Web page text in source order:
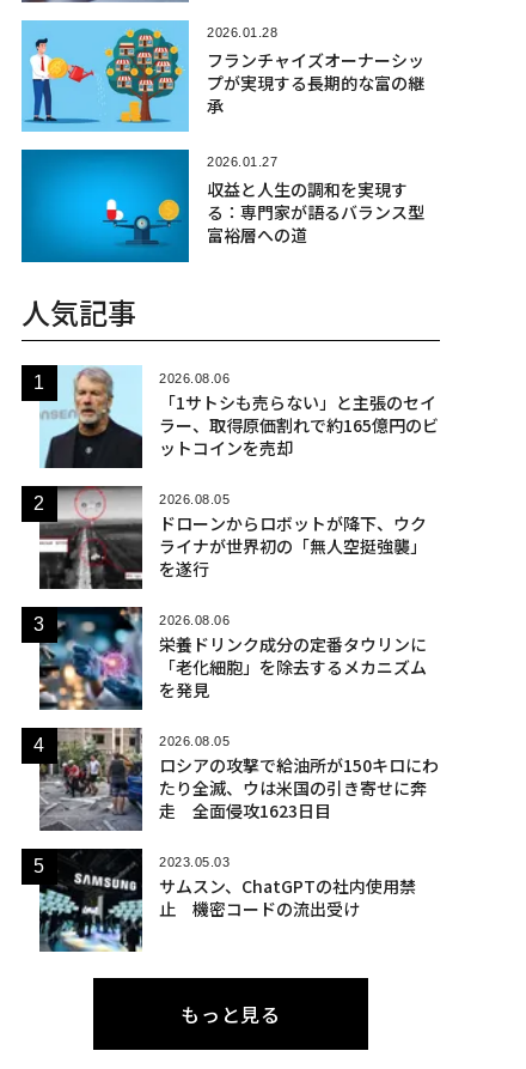
2026.01.28
フランチャイズオーナーシッ
プが実現する長期的な富の継
承
2026.01.27
収益と人生の調和を実現す
る：専門家が語るバランス型
富裕層への道
人気記事
2026.08.06
「1サトシも売らない」と主張のセイ
ラー、取得原価割れで約165億円のビ
ットコインを売却
2026.08.05
ドローンからロボットが降下、ウク
ライナが世界初の「無人空挺強襲」
を遂行
2026.08.06
栄養ドリンク成分の定番タウリンに
「老化細胞」を除去するメカニズム
を発見
2026.08.05
ロシアの攻撃で給油所が150キロにわ
たり全滅、ウは米国の引き寄せに奔
走 全面侵攻1623日目
2023.05.03
サムスン、ChatGPTの社内使用禁
止 機密コードの流出受け
もっと見る